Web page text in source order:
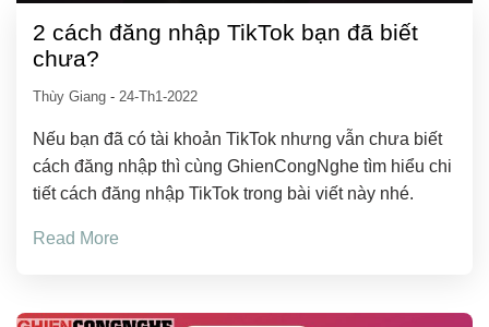
2 cách đăng nhập TikTok bạn đã biết
chưa?
Thùy Giang - 24-Th1-2022
Nếu bạn đã có tài khoản TikTok nhưng vẫn chưa biết
cách đăng nhập thì cùng GhienCongNghe tìm hiểu chi
tiết cách đăng nhập TikTok trong bài viết này nhé.
Read More